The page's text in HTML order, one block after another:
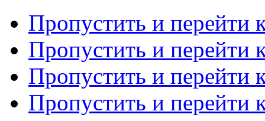
Пропустить и перейти
Пропустить и перейти
Пропустить и перейти
Пропустить и перейти